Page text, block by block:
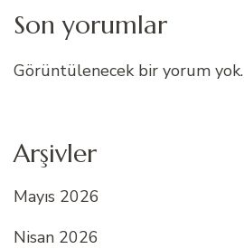
Son yorumlar
Görüntülenecek bir yorum yok.
Arşivler
Mayıs 2026
Nisan 2026